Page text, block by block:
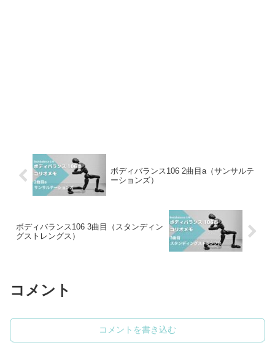
ボディバランス106 2曲目a（サンサルテ
ーションズ）
ボディバランス106 3曲目（スタンディン
グストレングス）
コメント
コメントを書き込む